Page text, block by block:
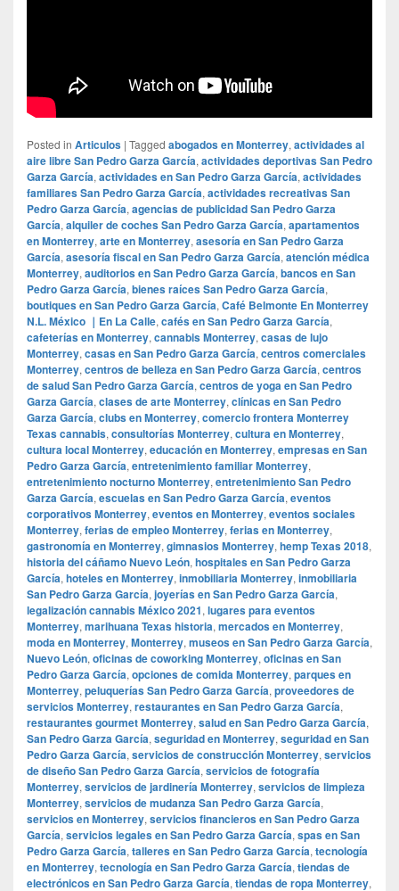
Posted in Articulos | Tagged abogados en Monterrey, actividades al
aire libre San Pedro Garza García, actividades deportivas San Pedro
Garza García, actividades en San Pedro Garza García, actividades
familiares San Pedro Garza García, actividades recreativas San
Pedro Garza García, agencias de publicidad San Pedro Garza
García, alquiler de coches San Pedro Garza García, apartamentos
en Monterrey, arte en Monterrey, asesoría en San Pedro Garza
García, asesoría fiscal en San Pedro Garza García, atención médica
Monterrey, auditorios en San Pedro Garza García, bancos en San
Pedro Garza García, bienes raíces San Pedro Garza García,
boutiques en San Pedro Garza García, Café Belmonte En Monterrey
N.L. México ｜En La Calle, cafés en San Pedro Garza García,
cafeterías en Monterrey, cannabis Monterrey, casas de lujo
Monterrey, casas en San Pedro Garza García, centros comerciales
Monterrey, centros de belleza en San Pedro Garza García, centros
de salud San Pedro Garza García, centros de yoga en San Pedro
Garza García, clases de arte Monterrey, clínicas en San Pedro
Garza García, clubs en Monterrey, comercio frontera Monterrey
Texas cannabis, consultorías Monterrey, cultura en Monterrey,
cultura local Monterrey, educación en Monterrey, empresas en San
Pedro Garza García, entretenimiento familiar Monterrey,
entretenimiento nocturno Monterrey, entretenimiento San Pedro
Garza García, escuelas en San Pedro Garza García, eventos
corporativos Monterrey, eventos en Monterrey, eventos sociales
Monterrey, ferias de empleo Monterrey, ferias en Monterrey,
gastronomía en Monterrey, gimnasios Monterrey, hemp Texas 2018,
historia del cáñamo Nuevo León, hospitales en San Pedro Garza
García, hoteles en Monterrey, inmobiliaria Monterrey, inmobiliaria
San Pedro Garza García, joyerías en San Pedro Garza García,
legalización cannabis México 2021, lugares para eventos
Monterrey, marihuana Texas historia, mercados en Monterrey,
moda en Monterrey, Monterrey, museos en San Pedro Garza García,
Nuevo León, oficinas de coworking Monterrey, oficinas en San
Pedro Garza García, opciones de comida Monterrey, parques en
Monterrey, peluquerías San Pedro Garza García, proveedores de
servicios Monterrey, restaurantes en San Pedro Garza García,
restaurantes gourmet Monterrey, salud en San Pedro Garza García,
San Pedro Garza García, seguridad en Monterrey, seguridad en San
Pedro Garza García, servicios de construcción Monterrey, servicios
de diseño San Pedro Garza García, servicios de fotografía
Monterrey, servicios de jardinería Monterrey, servicios de limpieza
Monterrey, servicios de mudanza San Pedro Garza García,
servicios en Monterrey, servicios financieros en San Pedro Garza
García, servicios legales en San Pedro Garza García, spas en San
Pedro Garza García, talleres en San Pedro Garza García, tecnología
en Monterrey, tecnología en San Pedro Garza García, tiendas de
electrónicos en San Pedro Garza García, tiendas de ropa Monterrey,